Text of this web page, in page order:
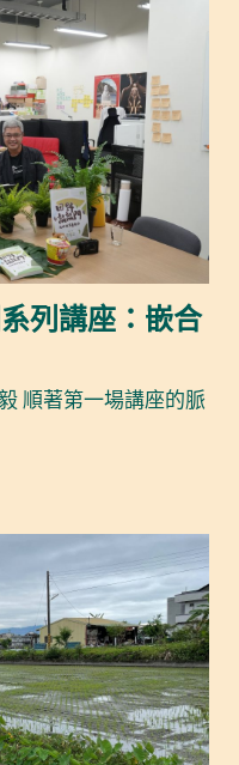
系列講座：嵌合
順著第一場講座的脈